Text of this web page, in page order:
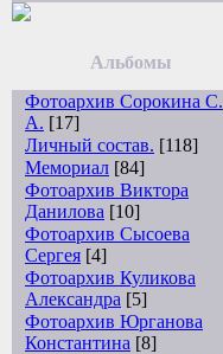
Альбомы
Фотоархив Сорокина С.
А. [17]
Личный состав. [118]
Мемориал [84]
Фотоархив Виктора
Данилова [10]
Фотоархив Сысоева
Сергея [4]
Фотоархив Куликова
Александра [5]
Фотоархив Юрганова
Константина [8]